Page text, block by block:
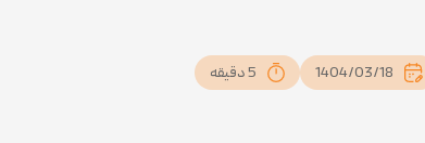
1404/03/18 5 دقیقه